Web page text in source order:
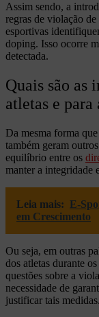
Assim sendo, a
regras de violação
esportivas
doping. Isso ocorre
detectada.
Quais são as
atletas e para
Da mesma forma
também geram
equilíbrio entre os
manter a integridade
Leia mais: E-
em Crescimento
Ou seja, em outras
dos atletas durante
questões sobre a
necessidade de
justificar tais medidas.